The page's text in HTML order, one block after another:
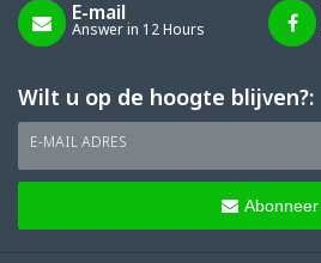
E-mail
Answer in 12 Hours
Wilt u op de hoogte blijven?:
E-MAIL ADRES
Abonneer